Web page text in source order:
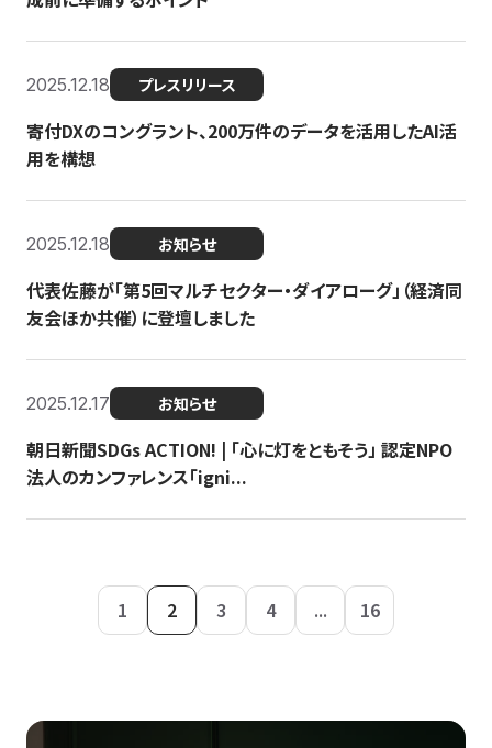
2025.12.18 プレスリリース
寄付DXのコングラント、200万件のデータを活用したAI活
用を構想
2025.12.18 お知らせ
代表佐藤が「第5回マルチセクター・ダイアローグ」（経済同
友会ほか共催）に登壇しました
2025.12.17 お知らせ
朝日新聞SDGs ACTION! | 「心に灯をともそう」 認定NPO
法人のカンファレンス「igni...
1 2 3 4 ... 16